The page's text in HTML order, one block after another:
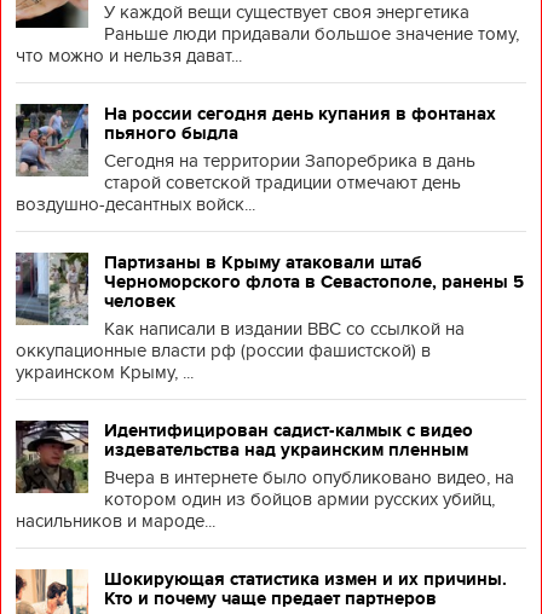
У каждой вещи существует своя энергетика
Раньше люди придавали большое значение тому,
что можно и нельзя дават...
На россии сегодня день купания в фонтанах
пьяного быдла
Сегодня на территории Запоребрика в дань
старой советской традиции отмечают день
воздушно-десантных войск...
Партизаны в Крыму атаковали штаб
Черноморского флота в Севастополе, ранены 5
человек
Как написали в издании BBC со ссылкой на
оккупационные власти рф (россии фашистской) в
украинском Крыму, ...
Идентифицирован садист-калмык с видео
издевательства над украинским пленным
Вчера в интернете было опубликовано видео, на
котором один из бойцов армии русских убийц,
насильников и мароде...
Шокирующая статистика измен и их причины.
Кто и почему чаще предает партнеров